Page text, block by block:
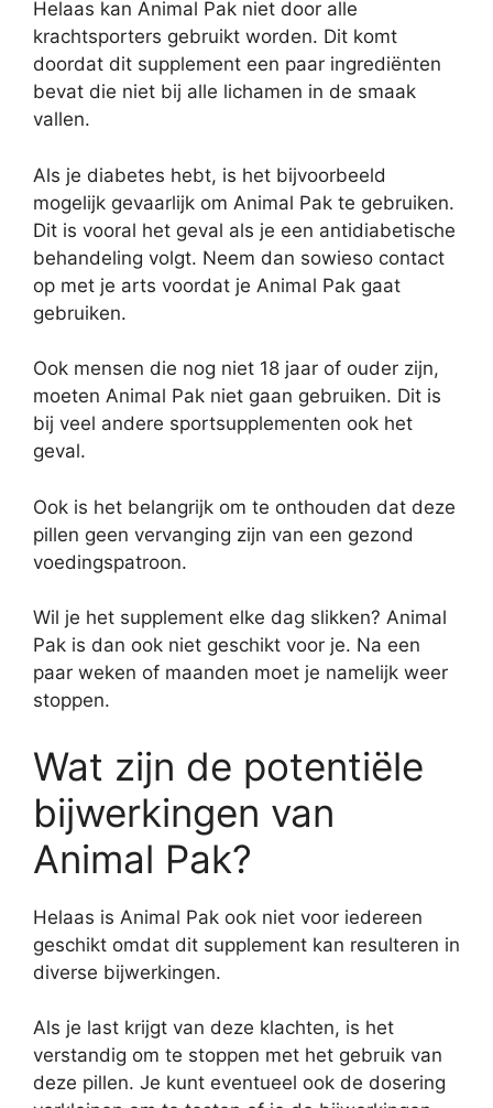
Helaas kan Animal Pak niet door alle
krachtsporters gebruikt worden. Dit komt
doordat dit supplement een paar ingrediënten
bevat die niet bij alle lichamen in de smaak
vallen.
Als je diabetes hebt, is het bijvoorbeeld
mogelijk gevaarlijk om Animal Pak te gebruiken.
Dit is vooral het geval als je een antidiabetische
behandeling volgt. Neem dan sowieso contact
op met je arts voordat je Animal Pak gaat
gebruiken.
Ook mensen die nog niet 18 jaar of ouder zijn,
moeten Animal Pak niet gaan gebruiken. Dit is
bij veel andere sportsupplementen ook het
geval.
Ook is het belangrijk om te onthouden dat deze
pillen geen vervanging zijn van een gezond
voedingspatroon.
Wil je het supplement elke dag slikken? Animal
Pak is dan ook niet geschikt voor je. Na een
paar weken of maanden moet je namelijk weer
stoppen.
Wat zijn de potentiële
bijwerkingen van
Animal Pak?
Helaas is Animal Pak ook niet voor iedereen
geschikt omdat dit supplement kan resulteren in
diverse bijwerkingen.
Als je last krijgt van deze klachten, is het
verstandig om te stoppen met het gebruik van
deze pillen. Je kunt eventueel ook de dosering